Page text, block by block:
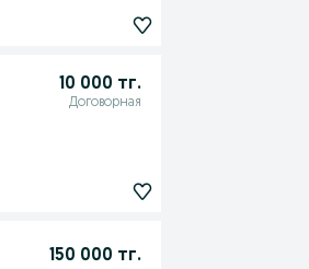
10 000 тг.
Договорная
150 000 тг.